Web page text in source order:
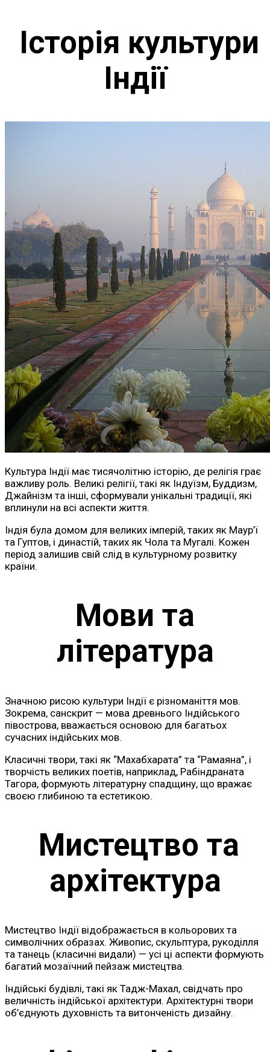
Історія культури
Індії
Культура Індії має тисячолітню історію, де релігія грає
важливу роль. Великі релігії, такі як Індуїзм, Буддизм,
Джайнізм та інші, сформували унікальні традиції, які
вплинули на всі аспекти життя.
Індія була домом для великих імперій, таких як Маур’ї
та Гуптов, і династій, таких як Чола та Мугалі. Кожен
період залишив свій слід в культурному розвитку
країни.
Мови та
література
Значною рисою культури Індії є різноманіття мов.
Зокрема, санскрит — мова древнього Індійського
півострова, вважається основою для багатьох
сучасних індійських мов.
Класичні твори, такі як “Махабхарата” та “Рамаяна”, і
творчість великих поетів, наприклад, Рабіндраната
Тагора, формують літературну спадщину, що вражає
своєю глибиною та естетикою.
Мистецтво та
архітектура
Мистецтво Індії відображається в кольорових та
символічних образах. Живопис, скульптура, рукоділля
та танець (класичні видали) — усі ці аспекти формують
багатий мозаїчний пейзаж мистецтва.
Індійські будівлі, такі як Тадж-Махал, свідчать про
величність індійської архітектури. Архітектурні твори
об’єднують духовність та витонченість дизайну.